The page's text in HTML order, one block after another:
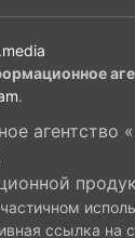
.
агентство
ссылка на